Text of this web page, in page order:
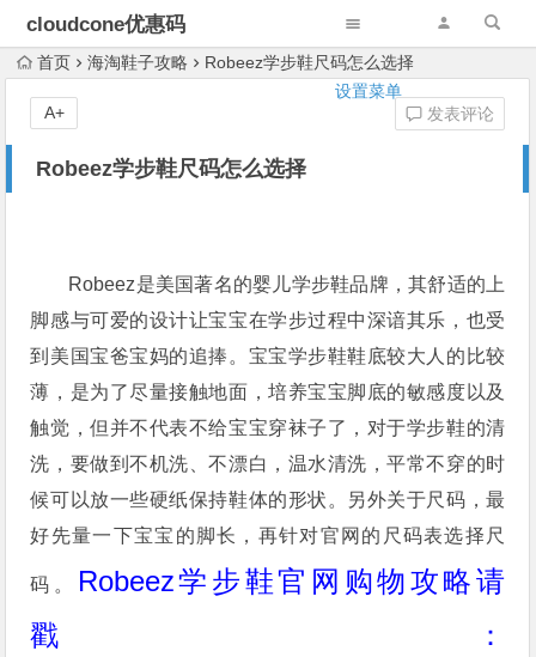
cloudcone优惠码
设置菜单
首页 海淘鞋子攻略 Robeez学步鞋尺码怎么选择
Robeez学步鞋尺码怎么选择
发表评论
A+
Robeez是美国著名的婴儿学步鞋品牌，其舒适的上
脚感与可爱的设计让宝宝在学步过程中深谙其乐，也受
到美国宝爸宝妈的追捧。宝宝学步鞋鞋底较大人的比较
薄，是为了尽量接触地面，培养宝宝脚底的敏感度以及
触觉，但并不代表不给宝宝穿袜子了，对于学步鞋的清
洗，要做到不机洗、不漂白，温水清洗，平常不穿的时
候可以放一些硬纸保持鞋体的形状。另外关于尺码，最
好先量一下宝宝的脚长，再针对官网的尺码表选择尺
码。
Robeez学步鞋官网购物攻略请
戳：